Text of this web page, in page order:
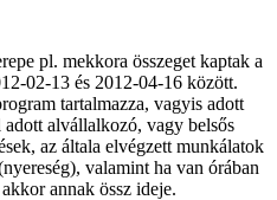
pl. mekkora összeget kaptak a
02-13 és 2012-04-16 között.
tartalmazza, vagyis adott
alvállalkozó, vagy belsős
az általa elvégzett munkálatok
valamint ha van órában
annak össz ideje.